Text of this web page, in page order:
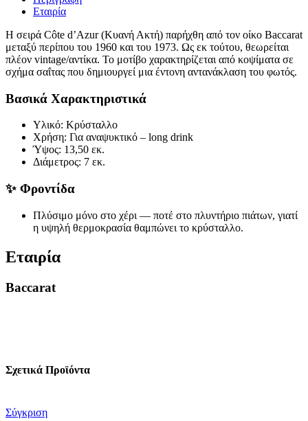
Εταιρία
Η σειρά Côte d’Azur (Κυανή Ακτή) παρήχθη από τον οίκο Baccarat
μεταξύ περίπου του 1960 και του 1973. Ως εκ τούτου, θεωρείται
πλέον vintage/αντίκα. Το μοτίβο χαρακτηρίζεται από κοψίματα σε
σχήμα σαΐτας που δημιουργεί μια έντονη αντανάκλαση του φωτός.
Βασικά Χαρακτηριστικά
Υλικό: Κρύσταλλο
Χρήση: Για αναψυκτικό – long drink
Ύψος: 13,50 εκ.
Διάμετρος: 7 εκ.
✨ Φροντίδα
Πλύσιμο μόνο στο χέρι — ποτέ στο πλυντήριο πιάτων, γιατί
η υψηλή θερμοκρασία θαμπώνει το κρύσταλλο.
Εταιρία
Baccarat
Σχετικά Προϊόντα
Σύγκριση